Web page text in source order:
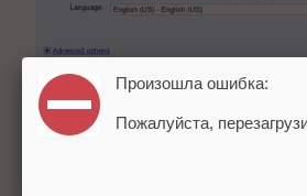
Произошла ошибка:
Пожалуйста,